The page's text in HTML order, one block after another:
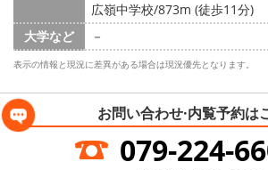
広嶺中学校/873m (徒歩11分)
大学など
－
表示の情報と現況に差異がある場合は現況優先となります。
お問い合わせ·内覧予約は
079-224-